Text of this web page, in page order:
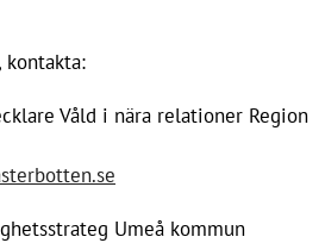
Våld i nära relationer Region
Umeå kommun